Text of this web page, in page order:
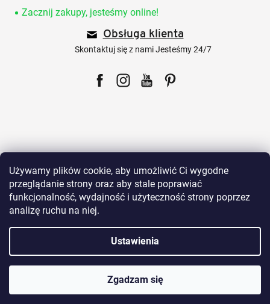
Używamy plików cookie, aby umożliwić Ci wygodne
przeglądanie strony oraz aby stale poprawiać
funkcjonalność, wydajność i użyteczność strony poprzez
analizę ruchu na niej.
Ustawienia
Zgadzam się
Zacznij zakupy, jesteśmy online!
Obsługa klienta
Skontaktuj się z nami Jesteśmy 24/7
Dla klientów
Wszystko o zakupach
Nasze produkty
O Sklepie